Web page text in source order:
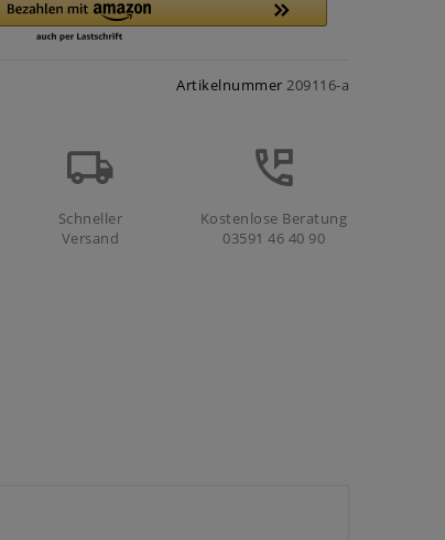
Artikelnummer 209116-a
Schneller
Versand
Kostenlose Beratung
03591 46 40 90